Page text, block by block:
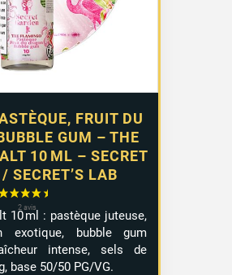
FRUIT DU
GUM – THE
10 ML – SECRET
SECRET’S LAB
10 ml : pastèque juteuse,
exotique, bubble gum
intense, sels de
base 50/50 PG/VG.